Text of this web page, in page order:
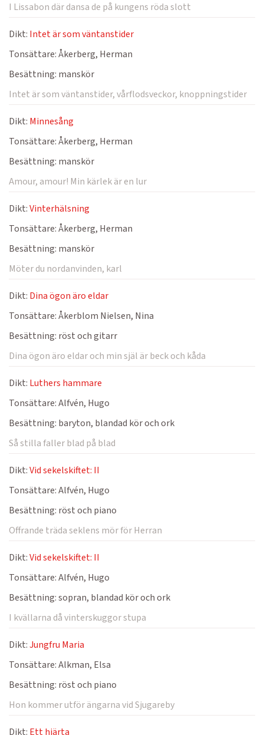
I Lissabon där dansa de på kungens röda slott
Dikt: Intet är som väntanstider
Tonsättare:Åkerberg, Herman
Besättning: manskör
Intet är som väntanstider, vårflodsveckor, knoppningstider
Dikt: Minnesång
Tonsättare:Åkerberg, Herman
Besättning: manskör
Amour, amour! Min kärlek är en lur
Dikt:Vinterhälsning
Tonsättare:Åkerberg, Herman
Besättning: manskör
Möter du nordanvinden, karl
Dikt: Dina ögon äro eldar
Tonsättare:Åkerblom Nielsen, Nina
Besättning: röst och gitarr
Dina ögon äro eldar och min själ är beck och kåda
Dikt: Luthers hammare
Tonsättare:Alfvén, Hugo
Besättning: baryton, blandad kör och ork
Så stilla faller blad på blad
Dikt:Vid sekelskiftet: II
Tonsättare:Alfvén, Hugo
Besättning: röst och piano
Offrande träda seklens mör för Herran
Dikt:Vid sekelskiftet: II
Tonsättare:Alfvén, Hugo
Besättning:sopran, blandad kör och ork
I kvällarna då vinterskuggor stupa
Dikt:Jungfru Maria
Tonsättare:Alkman, Elsa
Besättning: röst och piano
Hon kommer utför ängarna vid Sjugareby
Dikt: Ett hjärta